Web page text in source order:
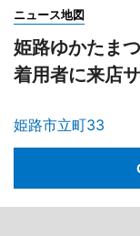
ニュース地図
姫路ゆかたま
着用者に来店
姫路市立町33